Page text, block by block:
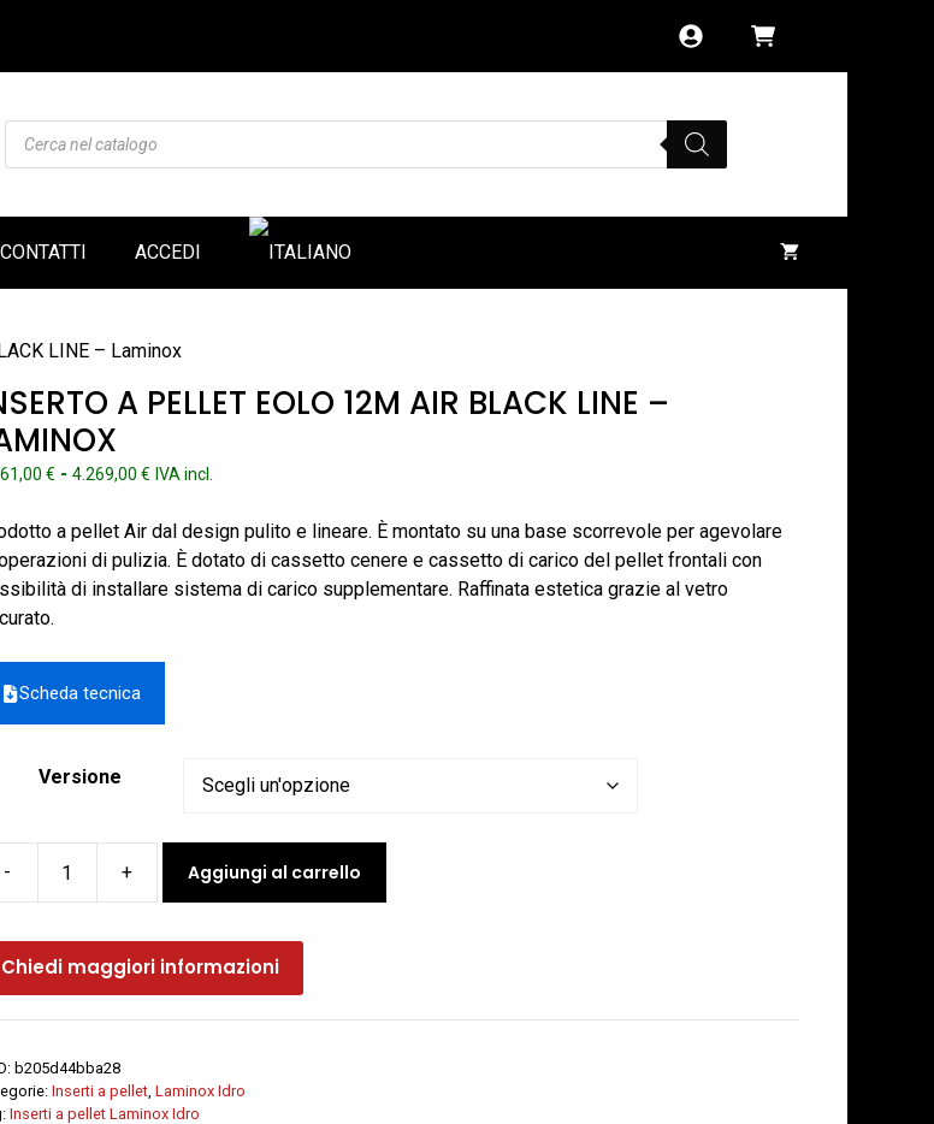
Products
search
CONTATTI ACCEDI
LINE – Laminox
A PELLET EOLO 12M AIR BLACK LINE –
€ - 4.269,00 €Fascia
prezzo:
da
3.961,00 €
IVA incl.
a pellet Air dal design pulito e lineare. È montato su una base scorrevole per agevolare
di pulizia. È dotato di cassetto cenere e cassetto di carico del pellet frontali con
di installare sistema di carico supplementare. Raffinata estetica grazie al vetro
Scheda tecnica
Versione
Aggiungi al carrello
Chiedi maggiori informazioni
b205d44bba28
Inserti a pellet, Laminox Idro
Inserti a pellet Laminox Idro